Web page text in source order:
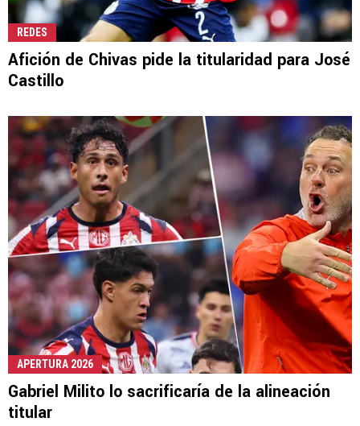
REDES
Afición de Chivas pide la titularidad para José
Castillo
APERTURA 2026
Gabriel Milito lo sacrificaría de la alineación
titular